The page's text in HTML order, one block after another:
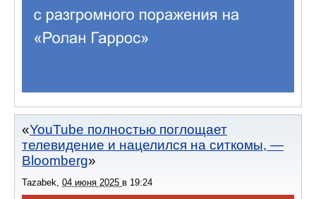
YouTube полностью поглощает
телевидение и нацелился на ситкомы, —
Bloomberg
Tazabek 04 июня 2025 в 19:24